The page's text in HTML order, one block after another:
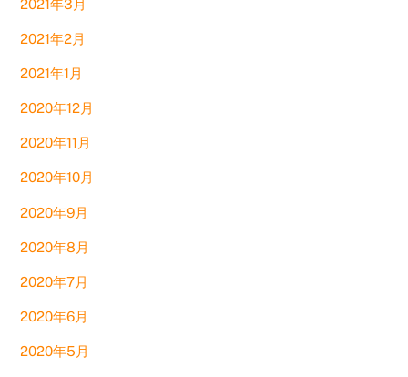
2021年3月
2021年2月
2021年1月
2020年12月
2020年11月
2020年10月
2020年9月
2020年8月
2020年7月
2020年6月
2020年5月